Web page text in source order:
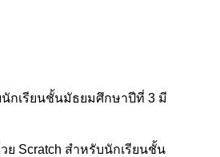
นักเรียนชั้นมัธยมศึกษาปีที่ 3 มี
ย Scratch สำหรับนักเรียนชั้น